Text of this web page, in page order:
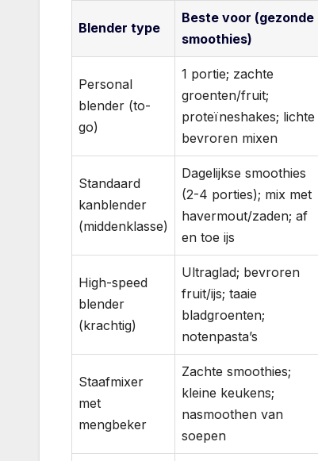
Blender type
Beste voor (gezonde
smoothies)
Personal
blender (to-
go)
1 portie; zachte
groenten/fruit;
proteïneshakes; lichte
bevroren mixen
Standaard
kanblender
(middenklasse)
Dagelijkse smoothies
(2-4 porties); mix met
havermout/zaden; af
en toe ijs
High-speed
blender
(krachtig)
Ultraglad; bevroren
fruit/ijs; taaie
bladgroenten;
notenpasta’s
Staafmixer
met
mengbeker
Zachte smoothies;
kleine keukens;
nasmoothen van
soepen